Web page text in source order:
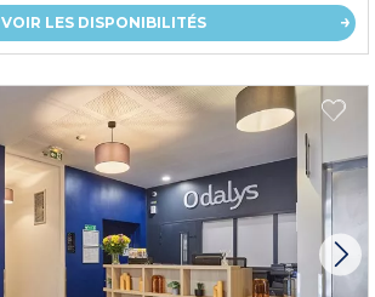
VOIR LES DISPONIBILITÉS